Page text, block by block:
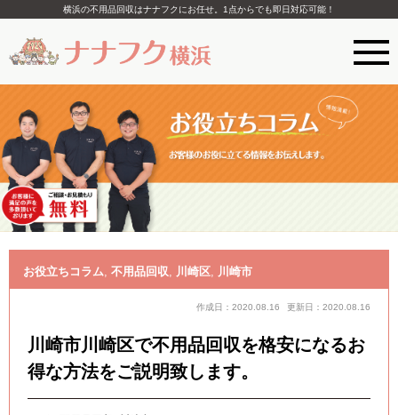
横浜の不用品回収はナナフクにお任せ。1点からでも即日対応可能！
お役立ちコラム, 不用品回収, 川崎区, 川崎市
作成日：2020.08.16 更新日：2020.08.16
川崎市川崎区で不用品回収を格安になるお
得な方法をご説明致します。